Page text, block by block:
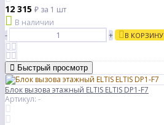
12 315 ₽ за 1 шт
В наличии
-
+ В КОРЗИНУ
Быстрый просмотр
Блок вызова этажный ELTIS ELTIS DP1-F7
Артикул: -